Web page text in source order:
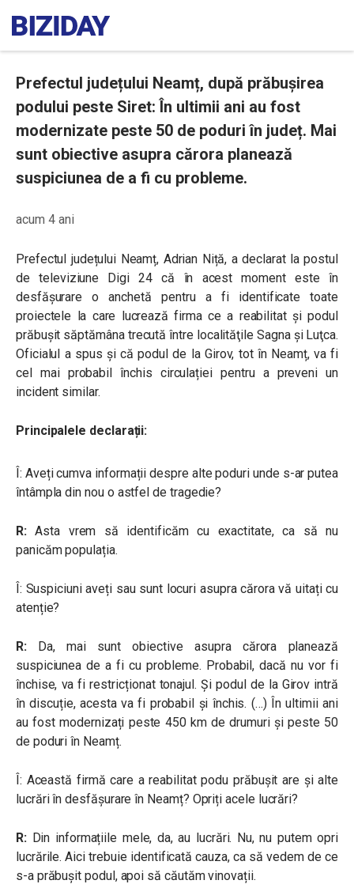
Prefectul județului Neamț, după prăbușirea
podului peste Siret: În ultimii ani au fost
modernizate peste 50 de poduri în județ. Mai
sunt obiective asupra cărora planează
suspiciunea de a fi cu probleme.
acum 4 ani
Prefectul județului Neamț, Adrian Niță, a declarat la postul
de televiziune Digi 24 că în acest moment este în
desfășurare o anchetă pentru a fi identificate toate
proiectele la care lucrează firma ce a reabilitat și podul
prăbușit săptămâna trecută între localităţile Sagna şi Luţca.
Oficialul a spus și că podul de la Girov, tot în Neamț, va fi
cel mai probabil închis circulației pentru a preveni un
incident similar.
Principalele declarații:
Î: Aveți cumva informații despre alte poduri unde s-ar putea
întâmpla din nou o astfel de tragedie?
R:Asta vrem să identificăm cu exactitate, ca să nu
panicăm populația.
Î: Suspiciuni aveți sau sunt locuri asupra cărora vă uitați cu
atenție?
R:Da, mai sunt obiective asupra cărora planează
suspiciunea de a fi cu probleme. Probabil, dacă nu vor fi
închise, va fi restricționat tonajul. Și podul de la Girov intră
în discuție, acesta va fi probabil și închis. (…) În ultimii ani
au fost modernizați peste 450 km de drumuri și peste 50
de poduri în Neamț.
Î: Această firmă care a reabilitat podu prăbușit are și alte
lucrări în desfășurare în Neamț? Opriți acele lucrări?
R:Din informațiile mele, da, au lucrări. Nu, nu putem opri
lucrările. Aici trebuie identificată cauza, ca să vedem de ce
s-a prăbușit podul, apoi să căutăm vinovații.